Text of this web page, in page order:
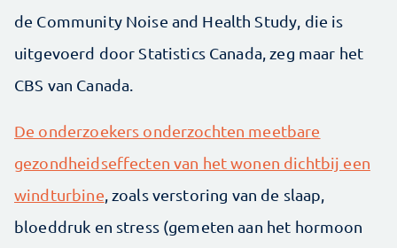
de Community Noise and Health Study, die is
uitgevoerd door Statistics Canada, zeg maar het
CBS van Canada.
De onderzoekers onderzochten meetbare
gezondheidseffecten van het wonen dichtbij een
windturbine, zoals verstoring van de slaap,
bloeddruk en stress (gemeten aan het hormoon